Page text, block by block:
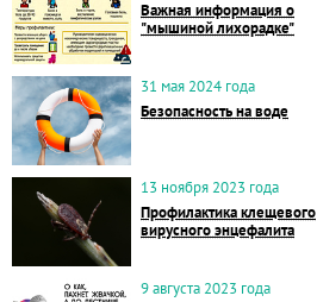
Важная информация о
"мышиной лихорадке"
31 мая 2024 года
Безопасность на воде
13 ноября 2023 года
Профилактика клещевого
вирусного энцефалита
9 августа 2023 года